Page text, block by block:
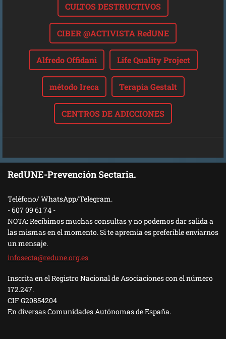
CULTOS DESTRUCTIVOS
CIBER @ACTIVISTA RedUNE
Alfredo Offidani Life Quality Project
método Ireca Terapia Gestalt
CENTROS DE ADICCIONES
RedUNE-Prevención Sectaria.
Teléfono/ WhatsApp/Telegram.
- 607 09 61 74 -
NOTA: Recibimos muchas consultas y no podemos dar salida a
las mismas en el momento. Si te apremia es preferible enviarnos
un mensaje.
infosecta@redune.org.es
Inscrita en el Registro Nacional de Asociaciones con el número
172.247.
CIF G20854204
En diversas Comunidades Autónomas de España.